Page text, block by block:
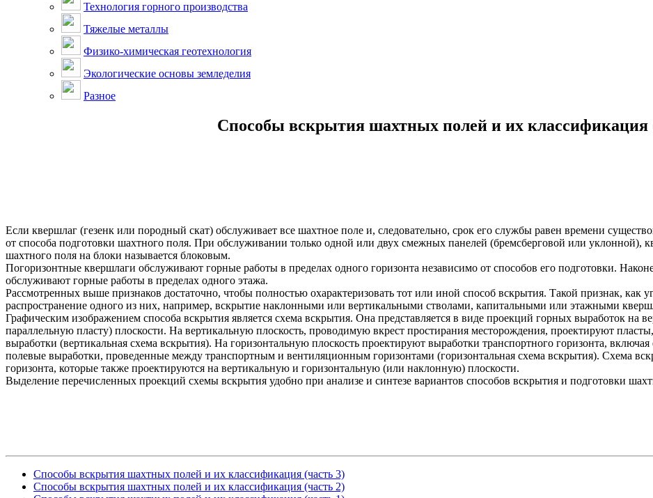
Технология горного производства
Тяжелые металлы
Физико-химическая геотехнология
Экологические основы земледелия
Разное
Способы вскрытия шахтных полей и их классификация
Если квершлаг (гезенк или породный скат) обслуживает все шахтное поле и, следовательно, срок его службы равен времени
от способа подготовки шахтного поля. При обслуживании только одной или двух смежных панелей (бремсберговой или
шахтного поля на блоки называется блоковым.
Погоризонтные квершлаги обслуживают горные работы в пределах одного горизонта независимо от способов его подготовки.
обслуживают горные работы в пределах одного этажа.
Рассмотренных выше признаков достаточно, чтобы полностью охарактеризовать тот или иной способ вскрытия. Такой признак, как
распространение одного из них, например, вскрытие наклонными или вертикальными стволами, капитальными или этажными
Графическим изображением способа вскрытия является схема вскрытия. Она представляется в виде проекций горных выработок на
параллельную пласту) плоскости. На вертикальную плоскость, проводимую вкрест простирания месторождения, проектируют
выработки (вертикальная схема вскрытия). На горизонтальную плоскость проектируют выработки транспортного горизонта,
полевые выработки, проведенные между транспортным и вентиляционным горизонтами (горизонтальная схема вскрытия). Схема
горизонта, которые также проектируются на вертикальную и горизонтальную (или наклонную) плоскости.
Выделение перечисленных проекций схемы вскрытия удобно при анализе и синтезе вариантов способов вскрытия и подготовки
Способы вскрытия шахтных полей и их классификация (часть 3)
Способы вскрытия шахтных полей и их классификация (часть 2)